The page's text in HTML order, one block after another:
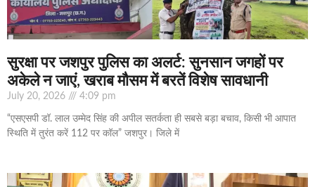
सुरक्षा पर जशपुर पुलिस का अलर्ट: सुनसान जगहों पर
अकेले न जाएं, खराब मौसम में बरतें विशेष सावधानी
July 20, 2026 4:09 pm
“एसएसपी डॉ. लाल उम्मेद सिंह की अपील सतर्कता ही सबसे बड़ा बचाव, किसी भी आपात
स्थिति में तुरंत करें 112 पर कॉल” जशपुर। जिले में